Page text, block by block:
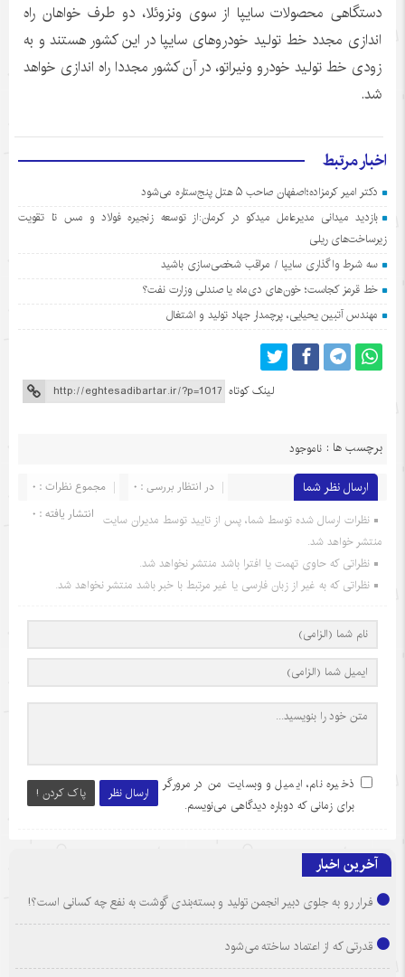
دستگاهی محصولات سایپا از سوی ونزوئلا، دو طرف خواهان راه
اندازی مجدد خط تولید خودروهای سایپا در این کشور هستند و به
زودی خط تولید خودرو ونیراتو، در آن کشور مجددا راه اندازی خواهد
شد.
اخبار مرتبط
دکتر امیر کرمزاده؛اصفهان صاحب ۵ هتل پنج‌ستاره می‌شود
بازدید میدانی مدیرعامل میدکو در کرمان:از توسعه زنجیره فولاد و مس تا تقویت
زیرساخت‌های ریلی
سه شرط واگذاری سایپا / مراقب شخصی‌سازی باشید
خط قرمز کجاست؛ خون‌های دی‌ماه یا صندلی وزارت نفت؟
مهندس آتبین یحیایی، پرچمدار جهاد تولید و اشتغال
لینک کوتاه
برچسب ها : ناموجود
ارسال نظر شما مجموع نظرات : 0
در انتظار بررسی : 0
انتشار یافته : 0 نظرات ارسال شده توسط شما، پس از تایید توسط مدیران سایت
منتشر خواهد شد.
نظراتی که حاوی تهمت یا افترا باشد منتشر نخواهد شد.
نظراتی که به غیر از زبان فارسی یا غیر مرتبط با خبر باشد منتشر نخواهد شد.
ارسال نظر پاک کردن !
ذخیره نام، ایمیل و وبسایت من در مرورگر
برای زمانی که دوباره دیدگاهی می‌نویسم.
آخرین اخبار
فرار رو به جلوی دبیر انجمن تولید و بسته‌بندی گوشت به نفع چه کسانی است؟!
قدرتی که از اعتماد ساخته می‌شود